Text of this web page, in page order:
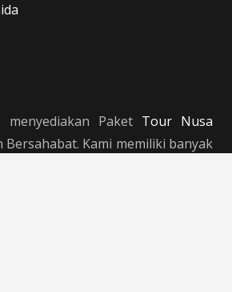
Paket Tour Nusa
Bersahabat. Kami memiliki banyak